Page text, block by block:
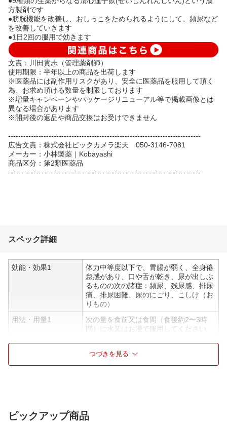
方製剤です
●膀胱機能を改善し、おしっこをためられるようにして、頻尿など
を改善していきます
●1日2回の服用で効きます
文責：川田貴志（管理薬剤師）
使用期限：半年以上の商品を出荷します
※医薬品には副作用リスクがあり、安全に医薬品を服用して頂く
為、お求め頂ける数量を制限しております
※増量キャンペーンやパッケージリニューアル等で掲載画像とは
異なる場合があります
※開封後の返品や商品交換はお受けできません
----------------------------------------------------------------------------
広告文責：株式会社ビックカメラ楽天 050-3146-7081
メーカー：小林製薬｜Kobayashi
商品区分：第2類医薬品
----------------------------------------------------------------------------
スペック詳細
効能・効果1
体力中等度以下で、胃腸が弱く、全身倦
怠感があり、口や舌が乾き、尿が出しぶ
るものの次の諸症：頻尿、残尿感、排尿
痛、排尿困難、尿のにごり、こしけ（お
りもの）
用法・用量1
次の量を食前又は食間（食後約2〜3時
間）に水又はお湯で服用してください
15才未満：服用しないでください
つづきを見る
ピックアップ商品